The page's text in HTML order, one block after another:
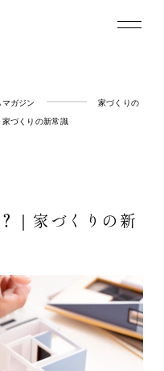
ガジン 家づくりの
づくりの新常識
｜家づくりの新